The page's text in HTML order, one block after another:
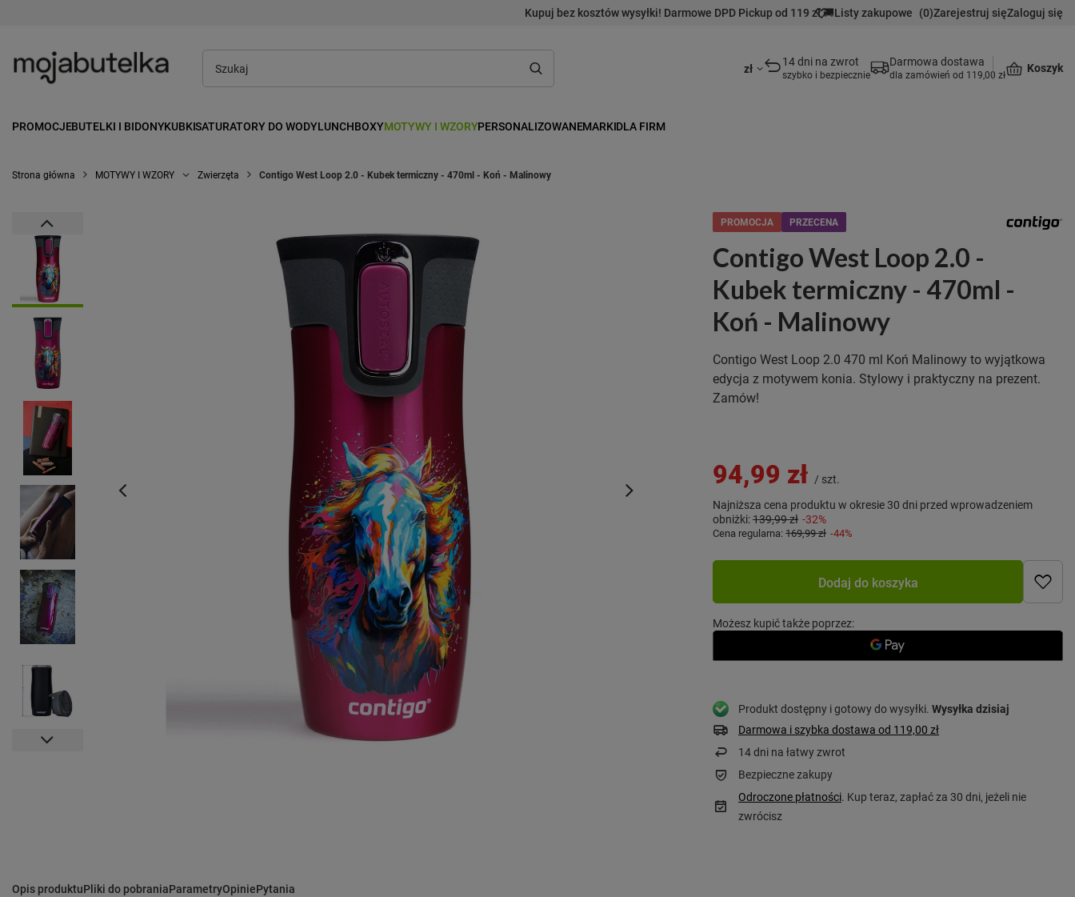
Kupuj bez kosztów wysyłki! Darmowe DPD Pickup od 119 zł 🚚Listy zakupowe (0)Zarejestruj sięZaloguj się
zł 14 dni na zwrot
szybko i bezpiecznie
Darmowa dostawa
dla zamówień od 119,00 zł Koszyk
PROMOCJEBUTELKI I BIDONYKUBKISATURATORY DO WODYLUNCHBOXYMOTYWY I WZORYPERSONALIZOWANEMARKIDLA FIRM
Strona główna MOTYWY I WZORY Zwierzęta Contigo West Loop 2.0 - Kubek termiczny - 470ml - Koń - Malinowy
PROMOCJA PRZECENA
Contigo West Loop 2.0 -
Kubek termiczny - 470ml -
Koń - Malinowy
Contigo West Loop 2.0 470 ml Koń Malinowy to wyjątkowa
edycja z motywem konia. Stylowy i praktyczny na prezent.
Zamów!
94,99 zł / szt.
Najniższa cena produktu w okresie 30 dni przed wprowadzeniem
obniżki:139,99 zł -32%
Cena regularna:169,99 zł -44%
Dodaj do koszyka
Możesz kupić także poprzez:
Produkt dostępny i gotowy do wysyłki Wysyłkadzisiaj
Darmowa i szybka dostawa od 119,00 zł
14dni na łatwy zwrot
Bezpieczne zakupy
Odroczone płatności. Kup teraz, zapłać za 30 dni, jeżeli nie
zwrócisz
Opis produktuPliki do pobraniaParametryOpiniePytania